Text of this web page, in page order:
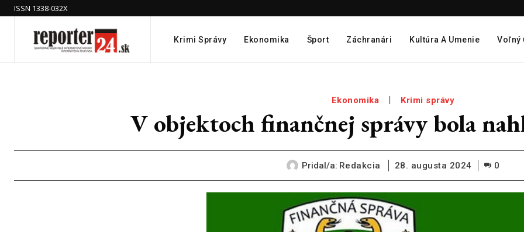
ISSN 1338-032X
Krimi Správy Ekonomika Šport Záchranári Kultúra A Umenie Voľný
Ekonomika Krimi správy
V objektoch finančnej správy bola
Pridal/a: Redakcia 28. augusta 2024 0